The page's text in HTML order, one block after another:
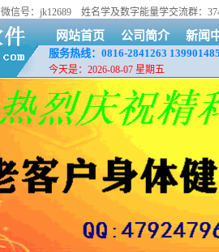
微信号：jk12689 姓名学及数字能量学交流群：
网站首页 公司简介 新闻
服务热线：0816-2841263
今天是：2026-08-07 星期五